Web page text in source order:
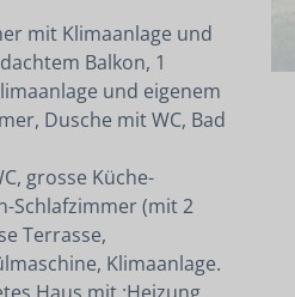
mit Klimaanlage und
Balkon, 1
und eigenem
Dusche mit WC, Bad
grosse Küche-
Schlafzimmer (mit 2
Terrasse,
Klimaanlage.